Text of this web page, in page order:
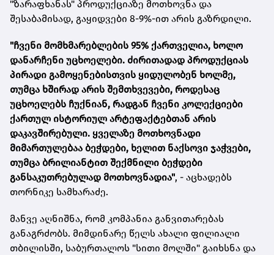
"ზარაფხანას" პროდუქციაზე მოთხოვნა და
შესაბამისად, გაყიდვები 8-9%-ით არის გაზრდილი.
"ჩვენი მომხმარებლების 95% ქართველია, ხოლო
დანარჩენი უცხოელები. ძირითადად პროდუქციას
პირადი გამოყენებისთვის ყიდულობენ ხოლმე,
თუმცა ხშირად არის შემთხვევები, როდესაც
უცხოელებს ჩუქნიან, რადგან ჩვენი კოლექციები
ქართულ ისტორიულ არტეფაქტებთან არის
დაკავშირებული. ყველაზე მოთხოვნადი
მიმართულებაა ბეჭდები, ხელით ნაქსოვი ჯაჭვები,
თუმცა ბრილიანტით შექმნილი ბეჭდები
განსაკუთრებულად მოთხოვნადია", - აცხადებს
თორნიკე სამხარაძე.
მანვე აღნიშნა, რომ კომპანია განვითარებას
განაგრძობს. მიმდინარე წელს ახალი ფილიალი
თბილისში, საბურთალოს "სითი მოლში" გაიხსნა და